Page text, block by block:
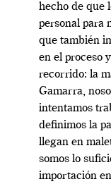
hecho de que
personal para
que también
en el proceso
recorrido: la
Gamarra,
intentamos
definimos la
llegan en
somos lo
importación